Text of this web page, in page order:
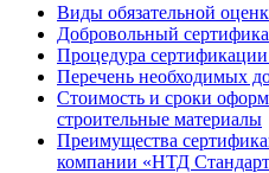
Виды обязательной
Добровольный
Процедура
Перечень необходимых
Стоимость и сроки
строительные материалы
Преимущества
компании «НТД